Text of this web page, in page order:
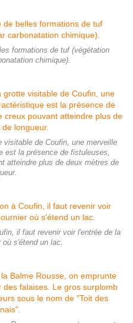
formations de tuf (végétation
chimique).
visitable de Coufin, une merveille
est la présence de fistuleuses,
atteindre plus de deux mètres de
il faut revenir voir l'entrée de la
où s'étend un lac.